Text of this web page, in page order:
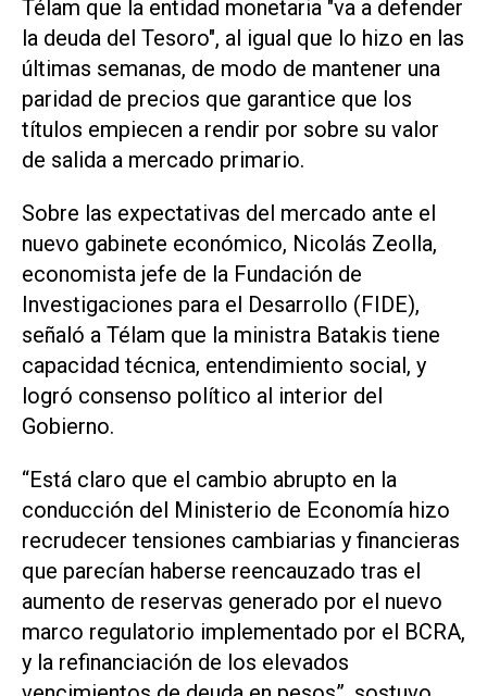
Télam que la entidad monetaria "va a defender
la deuda del Tesoro", al igual que lo hizo en las
últimas semanas, de modo de mantener una
paridad de precios que garantice que los
títulos empiecen a rendir por sobre su valor
de salida a mercado primario.
Sobre las expectativas del mercado ante el
nuevo gabinete económico, Nicolás Zeolla,
economista jefe de la Fundación de
Investigaciones para el Desarrollo (FIDE),
señaló a Télam que la ministra Batakis tiene
capacidad técnica, entendimiento social, y
logró consenso político al interior del
Gobierno.
“Está claro que el cambio abrupto en la
conducción del Ministerio de Economía hizo
recrudecer tensiones cambiarias y financieras
que parecían haberse reencauzado tras el
aumento de reservas generado por el nuevo
marco regulatorio implementado por el BCRA,
y la refinanciación de los elevados